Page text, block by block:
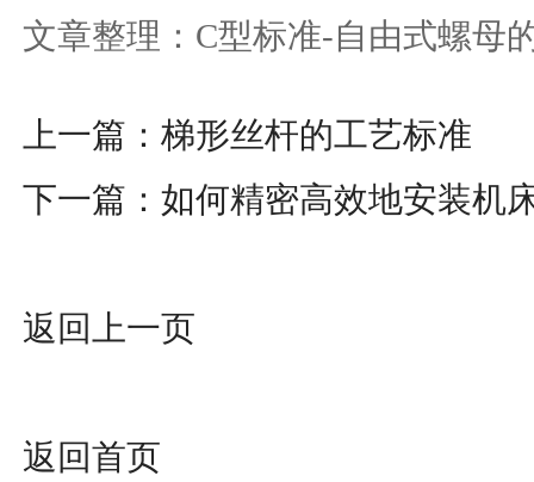
文章整理：C型标准-自由式螺母
上一篇： 梯形丝杆的工艺标准
下一篇： 如何精密高效地安装机
返回上一页
返回首页